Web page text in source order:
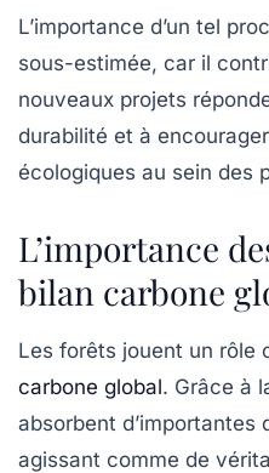
L’importance d’un tel
sous-estimée, car il
nouveaux projets
durabilité et à
écologiques au sein des
L’importance
bilan carbone
Les forêts jouent un rôle
carbone global. Grâce à
absorbent d’importantes
agissant comme de